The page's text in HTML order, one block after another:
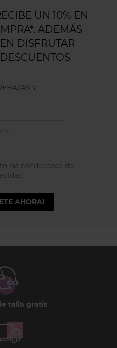
UN 10% EN
ADEMÁS
DISFRUTAR
Y
las condiciones de
AHORA!
talla gratis